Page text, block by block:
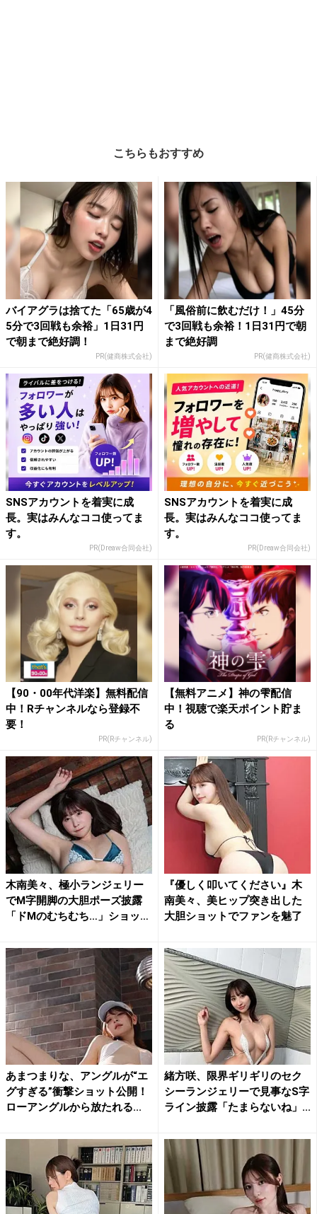
こちらもおすすめ
バイアグラは捨てた「65歳が4
5分で3回戦も余裕」1日31円
で朝まで絶好調！
PR(健商株式会社)
「風俗前に飲むだけ！」45分
で3回戦も余裕！1日31円で朝
まで絶好調
PR(健商株式会社)
SNSアカウントを着実に成
長。実はみんなココ使ってま
す。
PR(Dreaw合同会社)
SNSアカウントを着実に成
長。実はみんなココ使ってま
す。
PR(Dreaw合同会社)
【90・00年代洋楽】無料配信
中！Rチャンネルなら登録不
要！
PR(Rチャンネル)
【無料アニメ】神の雫配信
中！視聴で楽天ポイント貯ま
る
PR(Rチャンネル)
木南美々、極小ランジェリー
でM字開脚の大胆ポーズ披露
「ドMのむちむち…」ショッ
『優しく叩いてください』木
南美々、美ヒップ突き出した
大胆ショットでファンを魅了
あまつまりな、アングルが“エ
グすぎる”衝撃ショット公開！
ローアングルから放たれる...
緒方咲、限界ギリギリのセク
シーランジェリーで見事なS字
ライン披露「たまらないね」...